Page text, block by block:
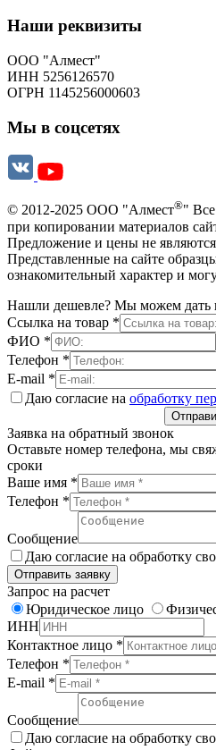
Наши реквизиты
ООО "Алмест"
ИНН 5256126570
ОГРН 1145256000603
Мы в соцсетях
© 2012-2025 ООО "Алмест®"
при копировании материалов
Предложение и цены не
Представленные на сайте
ознакомительный характер и
Нашли дешевле? Мы можем дать
Ссылка на товар *
ФИО *
Телефон *
E-mail *
Даю согласие на обработку
Заявка на обратный звонок
Оставьте номер телефона, мы
сроки
Ваше имя *
Телефон *
Сообщение
Даю согласие на обработку
Отправить заявку
Запрос на расчет
Юридическое лицо
ИНН
Контактное лицо *
Телефон *
E-mail *
Сообщение
Даю согласие на обработку